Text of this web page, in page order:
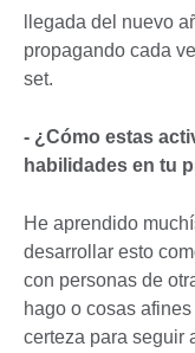
llegada del nuevo
propagando cada
set.
- ¿Cómo estas
habilidades en tu
He aprendido
desarrollar esto
con personas de
hago o cosas
certeza para seguir